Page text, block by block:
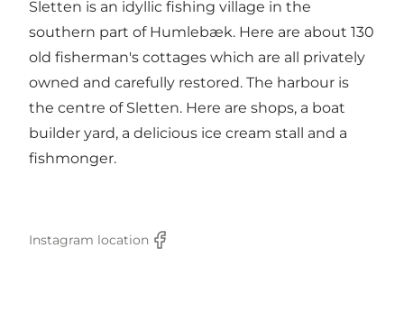
Sletten is an idyllic fishing village in the
southern part of Humlebæk. Here are about 130
old fisherman's cottages which are all privately
owned and carefully restored. The harbour is
the centre of Sletten. Here are shops, a boat
builder yard, a delicious ice cream stall and a
fishmonger.
Instagram location
Facebook